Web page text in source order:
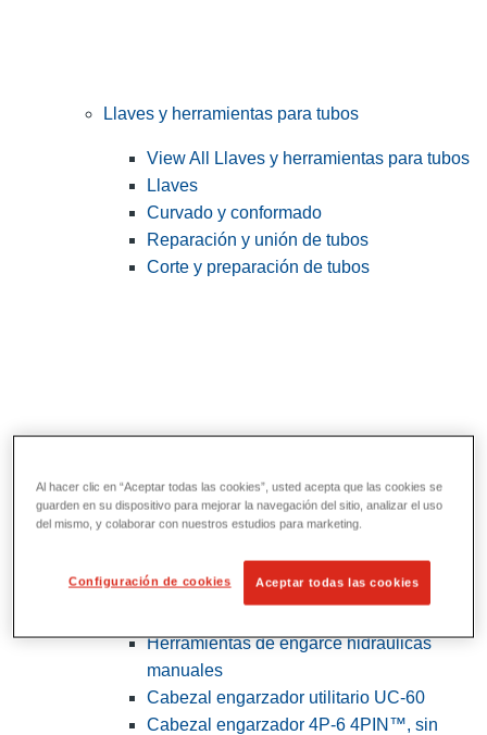
Llaves y herramientas para tubos
View All Llaves y herramientas para tubos
Llaves
Curvado y conformado
Reparación y unión de tubos
Corte y preparación de tubos
Herramientas de servicios públicos y de
View All Herramientas de servicios
Herramientas de engarce hidráulicas
manuales
Cabezal engarzador utilitario UC-60
Cabezal engarzador 4P-6 4PIN™, sin
Al hacer clic en “Aceptar todas las cookies”, usted acepta que las cookies se
guarden en su dispositivo para mejorar la navegación del sitio, analizar el uso
del mismo, y colaborar con nuestros estudios para marketing.
Configuración de cookies Aceptar todas las cookies